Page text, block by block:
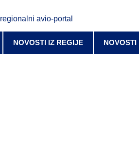
regionalni avio-portal
NOVOSTI IZ REGIJE NOVOSTI